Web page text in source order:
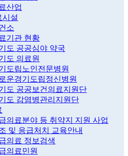
산업
시설
소
기관 현황
도 공공심야 약국
도 의료원
도립노인전문병원
운경기도립정신병원
도 공공보건의료지원단
도 감염병관리지원단
의료분야 등 취약지 지원 사업
및 응급처치 교육안내
의료 정보검색
의료민원